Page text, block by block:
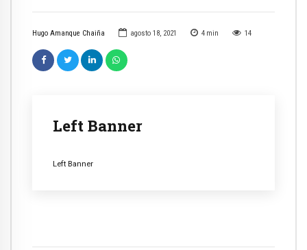
Hugo Amanque Chaiña agosto 18, 2021 4 min 14
Left Banner
Left Banner